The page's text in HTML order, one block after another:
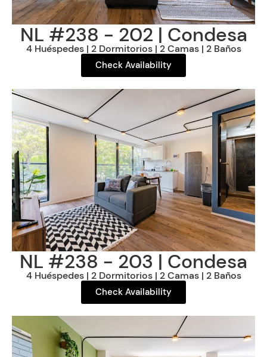
NL #238 - 202 | Condesa
4 Huéspedes | 2 Dormitorios | 2 Camas | 2 Baños
Check Availability
NL #238 - 203 | Condesa
4 Huéspedes | 2 Dormitorios | 2 Camas | 2 Baños
Check Availability